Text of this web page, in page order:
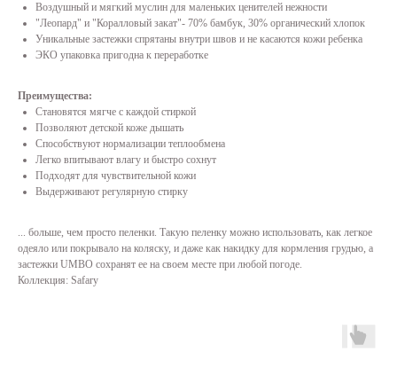
Воздушный и мягкий муслин для маленьких ценителей нежности
"Леопард" и "Коралловый закат"- 70% бамбук, 30% органический хлопок
Уникальные застежки спрятаны внутри швов и не касаются кожи ребенка
ЭКО упаковка пригодна к переработке
Преимущества:
Становятся мягче с каждой стиркой
Позволяют детской коже дышать
Способствуют нормализации теплообмена
Легко впитывают влагу и быстро сохнут
Подходят для чувствительной кожи
Выдерживают регулярную стирку
... больше, чем просто пеленки. Такую пеленку можно использовать, как легкое
одеяло или покрывало на коляску, и даже как накидку для кормления грудью, а
застежки UMBO сохранят ее на своем месте при любой погоде.
Коллекция: Safary